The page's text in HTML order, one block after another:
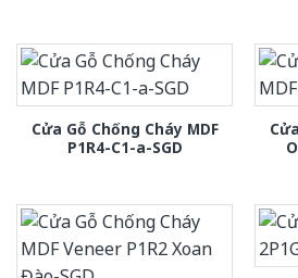
Cửa Gỗ Chống Cháy MDF
P1R4-C1-a-SGD